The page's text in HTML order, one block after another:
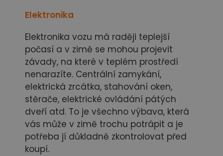
Elektronika
Elektronika vozu má raději teplejší
počasí a v zimě se mohou projevit
závady, na které v teplém prostředí
nenarazíte. Centrální zamykání,
elektrická zrcátka, stahování oken,
stěrače, elektrické ovládání pátých
dveří atd. To je všechno výbava, která
vás může v zimě trochu potrápit a je
potřeba jí důkladně zkontrolovat před
koupí.